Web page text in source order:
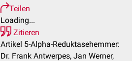
Teilen
Loading...
Zitieren
Artikel 5-Alpha-Reduktasehemmer:
Dr. Frank Antwerpes, Jan Werner,